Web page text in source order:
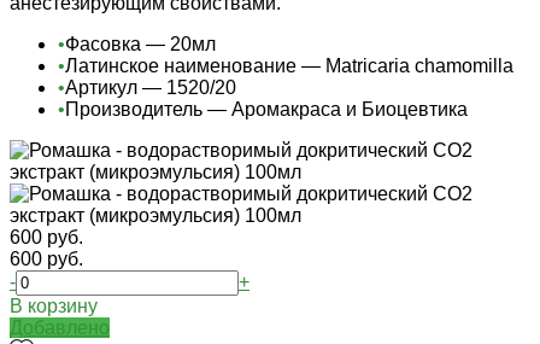
•Фасовка — 20мл
•Латинское наименование — Matricaria chamomilla
•Артикул — 1520/20
•Производитель — Аромакраса и Биоцевтика
600 руб.
600 руб.
-
+
В корзину
Добавлено